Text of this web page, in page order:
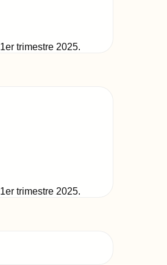
1er trimestre 2025.
1er trimestre 2025.